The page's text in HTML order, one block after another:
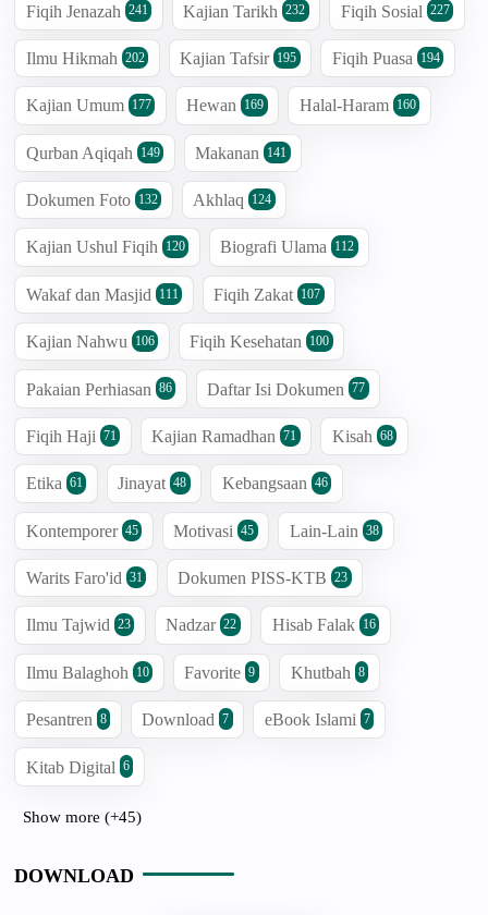
Fiqih Jenazah 241 Kajian Tarikh 232 Fiqih Sosial 227
Ilmu Hikmah 202 Kajian Tafsir 195 Fiqih Puasa 194
Kajian Umum 177 Hewan 169 Halal-Haram 160
Qurban Aqiqah 149 Makanan 141
Dokumen Foto 132 Akhlaq 124
Kajian Ushul Fiqih 120 Biografi Ulama 112
Wakaf dan Masjid 111 Fiqih Zakat 107
Kajian Nahwu 106 Fiqih Kesehatan 100
Pakaian Perhiasan 86 Daftar Isi Dokumen 77
Fiqih Haji 71 Kajian Ramadhan 71 Kisah 68
Etika 61 Jinayat 48 Kebangsaan 46
Kontemporer 45 Motivasi 45 Lain-Lain 38
Warits Faro'id 31 Dokumen PISS-KTB 23
Ilmu Tajwid 23 Nadzar 22 Hisab Falak 16
Ilmu Balaghoh 10 Favorite 9 Khutbah 8
Pesantren 8 Download 7 eBook Islami 7
Kitab Digital 6
Show more (+45)
DOWNLOAD